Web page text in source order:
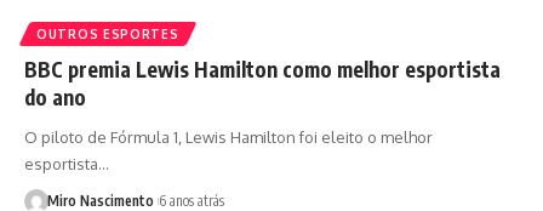
OUTROS ESPORTES
BBC premia Lewis Hamilton como melhor esportista
do ano
O piloto de Fórmula 1, Lewis Hamilton foi eleito o melhor
esportista…
Miro Nascimento 6 anos atrás